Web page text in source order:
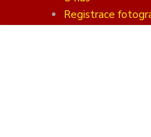
Registrace